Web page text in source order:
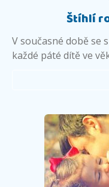
Štíhlí
V současné době se
každé páté dítě ve